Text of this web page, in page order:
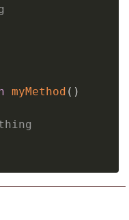
myMethod ( )